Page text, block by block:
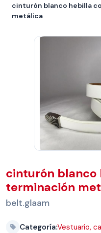
cinturón blanco hebilla
metálica
cinturón blanco
terminación
belt.glaam
Categoría:Vestuario,